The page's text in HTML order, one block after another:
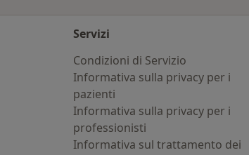
Servizi
Condizioni di Servizio
Informativa sulla privacy per i
pazienti
Informativa sulla privacy per i
professionisti
Informativa sul trattamento dei